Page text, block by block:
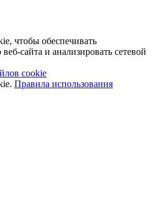
чтобы обеспечивать
сайта и анализировать сетевой
cookie
Правила использования